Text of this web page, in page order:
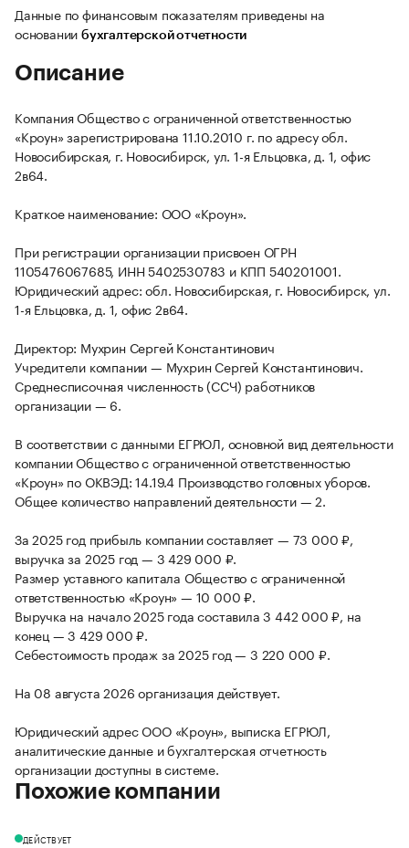
Данные по финансовым показателям приведены на
основании бухгалтерской отчетности
Описание
Компания Общество с ограниченной ответственностью
«Кроун» зарегистрирована 11.10.2010 г. по адресу обл.
Новосибирская, г. Новосибирск, ул. 1-я Ельцовка, д. 1, офис
2в64.
Краткое наименование: ООО «Кроун».
При регистрации организации присвоен ОГРН
1105476067685, ИНН 5402530783 и КПП 540201001.
Юридический адрес: обл. Новосибирская, г. Новосибирск, ул.
1-я Ельцовка, д. 1, офис 2в64.
Директор: Мухрин Сергей Константинович
Учредители компании — Мухрин Сергей Константинович.
Среднесписочная численность (ССЧ) работников
организации — 6.
В соответствии с данными ЕГРЮЛ, основной вид деятельности
компании Общество с ограниченной ответственностью
«Кроун» по ОКВЭД: 14.19.4 Производство головных уборов.
Общее количество направлений деятельности — 2.
За 2025 год прибыль компании составляет — 73 000 ₽,
выручка за 2025 год — 3 429 000 ₽.
Размер уставного капитала Общество с ограниченной
ответственностью «Кроун» — 10 000 ₽.
Выручка на начало 2025 года составила 3 442 000 ₽, на
конец — 3 429 000 ₽.
Себестоимость продаж за 2025 год — 3 220 000 ₽.
На 08 августа 2026 организация действует.
Юридический адрес ООО «Кроун», выписка ЕГРЮЛ,
аналитические данные и бухгалтерская отчетность
организации доступны в системе.
Похожие компании
ДЕЙСТВУЕТ